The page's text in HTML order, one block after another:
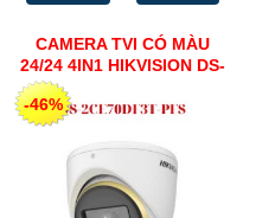
CAMERA TVI CÓ MÀU
24/24 4IN1 HIKVISION DS-
2CE70DF3T-PFS
-46%